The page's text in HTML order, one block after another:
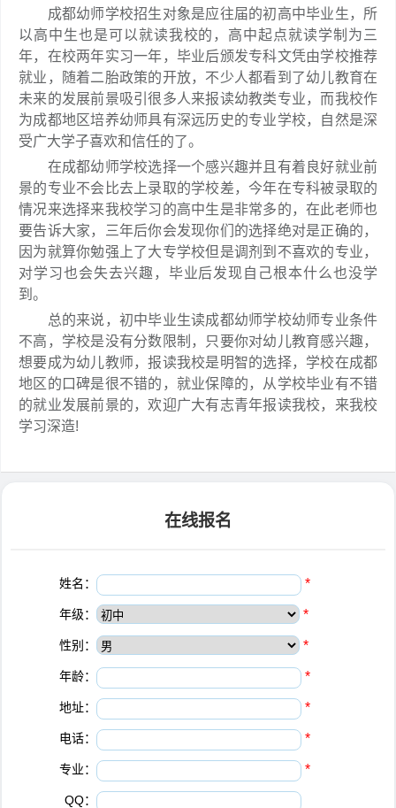
成都幼师学校招生对象是应往届的初高中毕业生，所
以高中生也是可以就读我校的，高中起点就读学制为三
年，在校两年实习一年，毕业后颁发专科文凭由学校推荐
就业，随着二胎政策的开放，不少人都看到了幼儿教育在
未来的发展前景吸引很多人来报读幼教类专业，而我校作
为成都地区培养幼师具有深远历史的专业学校，自然是深
受广大学子喜欢和信任的了。
在成都幼师学校选择一个感兴趣并且有着良好就业前
景的专业不会比去上录取的学校差，今年在专科被录取的
情况来选择来我校学习的高中生是非常多的，在此老师也
要告诉大家，三年后你会发现你们的选择绝对是正确的，
因为就算你勉强上了大专学校但是调剂到不喜欢的专业，
对学习也会失去兴趣，毕业后发现自己根本什么也没学
到。
总的来说，初中毕业生读成都幼师学校幼师专业条件
不高，学校是没有分数限制，只要你对幼儿教育感兴趣，
想要成为幼儿教师，报读我校是明智的选择，学校在成都
地区的口碑是很不错的，就业保障的，从学校毕业有不错
的就业发展前景的，欢迎广大有志青年报读我校，来我校
学习深造!
在线报名
姓名： *
年级： *
性别： *
年龄： *
地址： *
电话： *
专业： *
QQ：